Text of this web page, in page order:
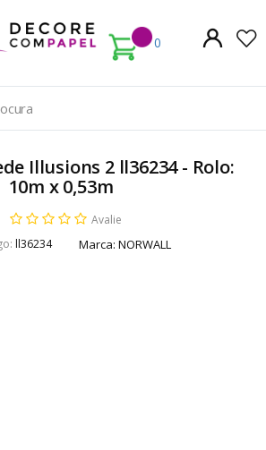
0
Illusions 2 ll36234 - Rolo:
10m x 0,53m
Avalie
ll36234 Marca: NORWALL